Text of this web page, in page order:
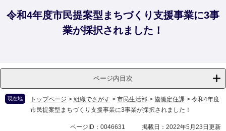
令和4年度市民提案型まちづくり支援事業に3事
業が採択されました！
ページ内目次
現在地 トップページ > 組織でさがす > 市民生活部 > 協働定住課 > 令和4年度
市民提案型まちづくり支援事業に3事業が採択されました！
ページID：0046631 掲載日：2022年5月23日更新